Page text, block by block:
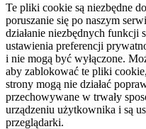
Te pliki cookie są niezbędne
poruszanie się po naszym
działanie niezbędnych funkcji
ustawienia preferencji
i nie mogą być wyłączone.
aby zablokować te pliki
strony mogą nie działać
przechowywane w trwały
urządzeniu użytkownika i są
przeglądarki.